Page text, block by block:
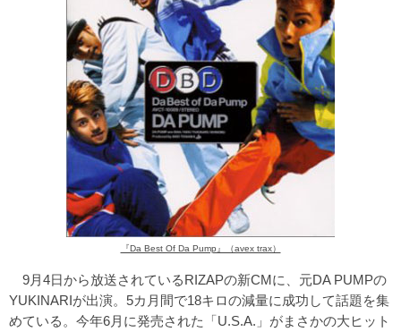
『Da Best Of Da Pump』（avex trax）
9月4日から放送されているRIZAPの新CMに、元DA PUMPの
YUKINARIが出演。5カ月間で18キロの減量に成功して話題を集
めている。今年6月に発売された「U.S.A.」がまさかの大ヒット